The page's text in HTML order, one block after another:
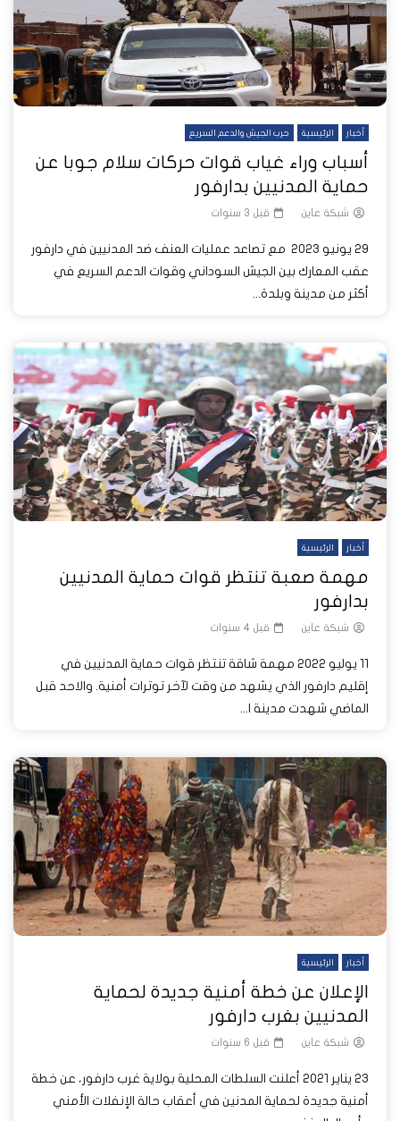
أخبار الرئيسية حرب الجيش والدعم السريع
أسباب وراء غياب قوات حركات سلام جوبا عن
حماية المدنيين بدارفور
شبكة عاين قبل 3 سنوات
29 يونيو 2023 مع تصاعد عمليات العنف ضد المدنيين في دارفور
عقب المعارك بين الجيش السوداني وقوات الدعم السريع في
أكثر من مدينة وبلدة...
أخبار الرئيسية
مهمة صعبة تنتظر قوات حماية المدنيين
بدارفور
شبكة عاين قبل 4 سنوات
11 يوليو 2022 مهمة شاقة تنتظر قوات حماية المدنيين في
إقليم دارفور الذي يشهد من وقت لآخر توترات أمنية. والاحد قبل
الماضي شهدت مدينة ا...
أخبار الرئيسية
الإعلان عن خطة أمنية جديدة لحماية
المدنيين بغرب دارفور
شبكة عاين قبل 6 سنوات
23 يناير 2021 أعلنت السلطات المحلية بولاية غرب دارفور، عن خطة
أمنية جديدة لحماية المدنين في أعقاب حالة الإنفلات الأمني